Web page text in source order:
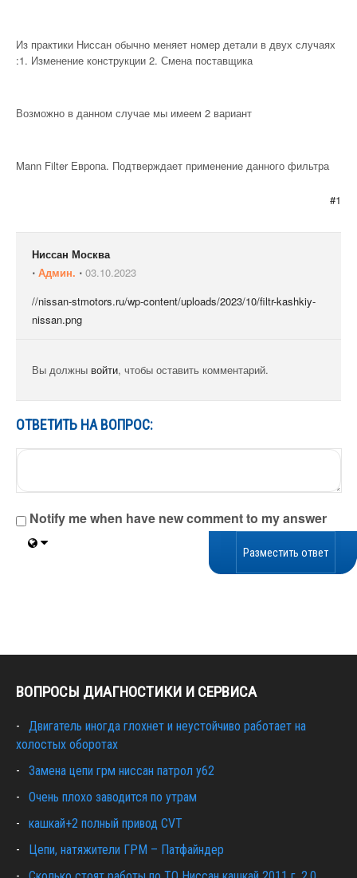
Из практики Ниссан обычно меняет номер детали в двух случаях
:1. Изменение конструкции 2. Смена поставщика
Возможно в данном случае мы имеем 2 вариант
Mann Filter Европа. Подтверждает применение данного фильтра
#1
Ниссан Москва
⋅ Админ. ⋅ 03.10.2023
//nissan-stmotors.ru/wp-content/uploads/2023/10/filtr-kashkiy-
nissan.png
Вы должны войти, чтобы оставить комментарий.
ОТВЕТИТЬ НА ВОПРОС:
Notify me when have new comment to my answer
ВОПРОСЫ ДИАГНОСТИКИ И СЕРВИСА
Двигатель иногда глохнет и неустойчиво работает на
холостых оборотах
Замена цепи грм ниссан патрол y62
Очень плохо заводится по утрам
кашкай+2 полный привод CVT
Цепи, натяжители ГРМ – Патфайндер